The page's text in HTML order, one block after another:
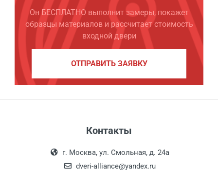
Он БЕСПЛАТНО выполнит замеры, покажет
образцы материалов и рассчитает стоимость
входной двери
ОТПРАВИТЬ ЗАЯВКУ
Контакты
г. Москва, ул. Смольная, д. 24а
dveri-alliance@yandex.ru